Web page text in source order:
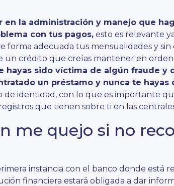
en la administración y manejo que
con tus pagos, esto es relevante
forma adecuada tus mensualidades y
un crédito que creías mantener en orden.
hayas sido víctima de algún fraude y
un préstamo y nunca te hayas
de identidad, con lo que es importante
que tienen sobre ti en las
me quejo si no
instancia con el banco donde está
financiera estará obligada a dar